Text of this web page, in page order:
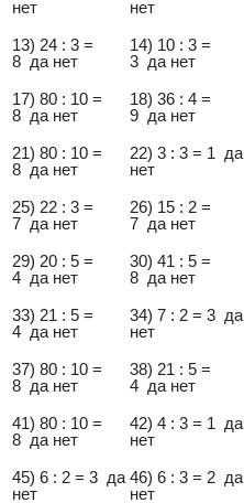
нет нет
13) 24 : 3 =
8 да нет
14) 10 : 3 =
3 да нет
17) 80 : 10 =
8 да нет
18) 36 : 4 =
9 да нет
21) 80 : 10 =
8 да нет
22) 3 : 3 = 1 да
нет
25) 22 : 3 =
7 да нет
26) 15 : 2 =
7 да нет
29) 20 : 5 =
4 да нет
30) 41 : 5 =
8 да нет
33) 21 : 5 =
4 да нет
34) 7 : 2 = 3 да
нет
37) 80 : 10 =
8 да нет
38) 21 : 5 =
4 да нет
41) 80 : 10 =
8 да нет
42) 4 : 3 = 1 да
нет
45) 6 : 2 = 3 да
нет
46) 6 : 3 = 2 да
нет